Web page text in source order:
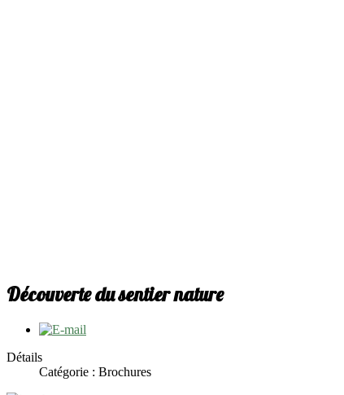
Découverte du sentier nature
Détails
Catégorie : Brochures